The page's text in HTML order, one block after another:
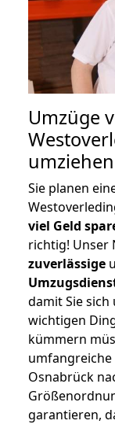
Umzüge
umziehen
Sie planen
viel Geld
richtig! Unser
zuverlässige
damit Sie
wichtigen
kümmern
Osnabrück
garantieren,